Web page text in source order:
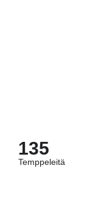
135
Temppeleitä